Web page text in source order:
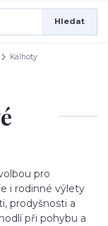
Hledat
Kalhoty
pro
i rodinné výlety
prodyšnosti a
při pohybu a